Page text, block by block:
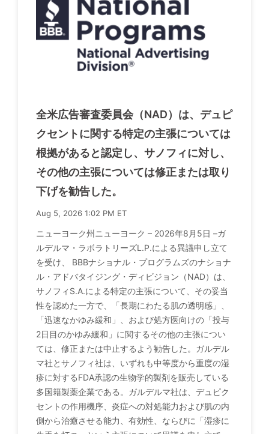
全米広告審査委員会（NAD）は、デュピ
クセントに関する特定の主張については
根拠があると認定し、サノフィに対し、
その他の主張については修正または取り
下げを勧告した。
Aug 5, 2026 1:02 PM ET
ニューヨーク州ニューヨーク – 2026年8月5日 –ガ
ルデルマ・ラボラトリーズL.P.による異議申し立て
を受け、 BBBナショナル・プログラムズのナショナ
ル・アドバタイジング・ディビジョン（NAD）は、
サノフィS.A.による特定の主張について、その妥当
性を認めた一方で、「長期にわたる肌の透明感」、
「迅速なかゆみ緩和」、および処方医向けの「投与
2日目のかゆみ緩和」に関するその他の主張につい
ては、修正または中止するよう勧告した。ガルデル
マ社とサノフィ社は、いずれも中等度から重度の湿
疹に対するFDA承認の生物学的製剤を販売している
多国籍製薬企業である。ガルデルマ社は、デュピク
セントの作用機序、炎症への対処能力および肌の内
側から治癒させる能力、有効性、ならびに「湿疹に